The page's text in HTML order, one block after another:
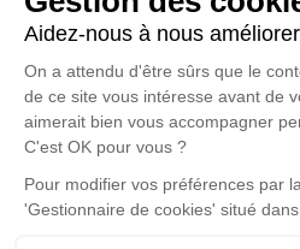
Réseaux sociaux
Liens utiles
Publier un avis de décès
Signaler un abus/une erreur